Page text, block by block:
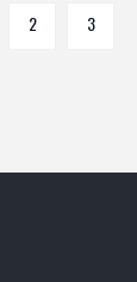
2 3